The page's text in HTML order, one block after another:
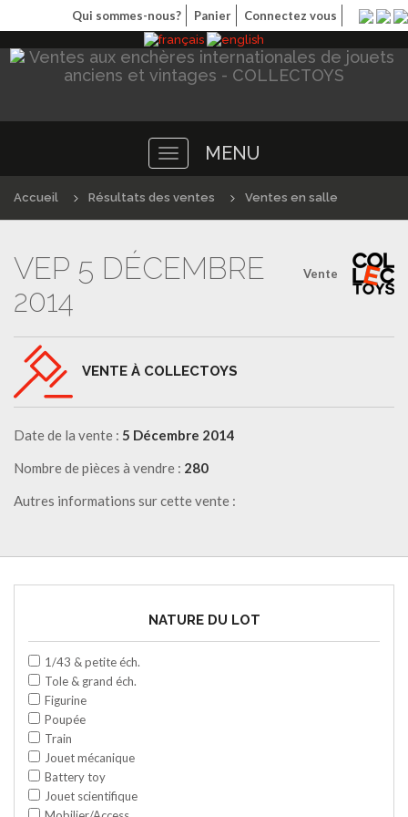
Qui sommes-nous? Panier Connectez vous
Toggle
navigation
MENU
Accueil Résultats des ventes Ventes en salle
Vente
VEP 5 DÉCEMBRE
2014
VENTE À COLLECTOYS
Date de la vente : 5 Décembre 2014
Nombre de pièces à vendre : 280
Autres informations sur cette vente :
NATURE DU LOT
1/43 & petite éch.
Tole & grand éch.
Figurine
Poupée
Train
Jouet mécanique
Battery toy
Jouet scientifique